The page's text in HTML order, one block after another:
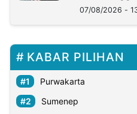
07/08/2026 -
KABAR PILIHAN
Purwakarta
Sumenep